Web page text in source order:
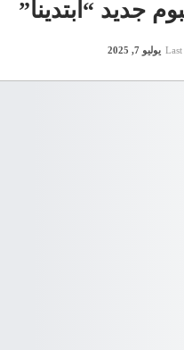
جديد “ابتدينا”
Last يوليو 7, 2025